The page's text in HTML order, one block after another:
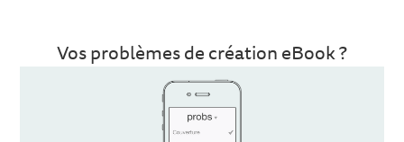
Vos problèmes de création eBook ?